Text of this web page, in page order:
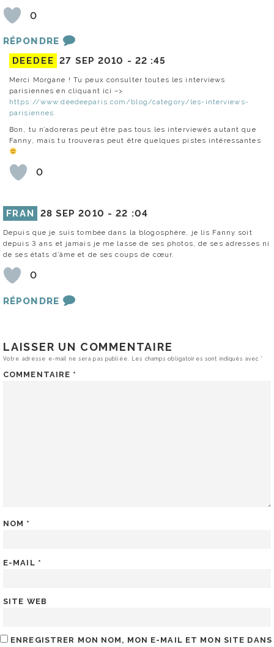
0
RÉPONDRE
DEEDEE 27 SEP 2010 - 22 :45
Merci Morgane ! Tu peux consulter toutes les interviews
parisiennes en cliquant ici –>
https://www.deedeeparis.com/blog/category/les-interviews-
parisiennes
Bon, tu n’adoreras peut être pas tous les interviewés autant que
Fanny, mais tu trouveras peut être quelques pistes intéressantes
0
FRAN 28 SEP 2010 -22 :04
Depuis que je suis tombée dans la blogosphère, je lis Fanny soit
depuis 3 ans et jamais je me lasse de ses photos, de ses adresses ni
de ses états d’âme et de ses coups de cœur.
0
RÉPONDRE
LAISSER UN COMMENTAIRE
Votre adresse e-mail ne sera pas publiée. Les champs obligatoires sont indiqués avec*
COMMENTAIRE *
NOM *
E-MAIL *
SITE WEB
ENREGISTRER MON NOM, MON E-MAIL ET MON SITE DANS